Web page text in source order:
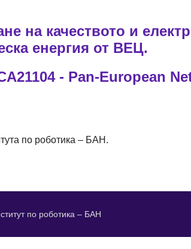
на качеството и
енергия от ВЕЦ.
- Pan-European
по роботика – БАН.
по роботика – БАН